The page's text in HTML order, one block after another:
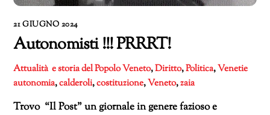
21 GIUGNO 2024
Autonomisti !!! PRRRT!
Attualità e storia del Popolo Veneto,Diritto,Politica,Venetie
autonomia,calderoli,costituzione,Veneto,zaia
Trovo “Il Post” un giornale in genere fazioso e